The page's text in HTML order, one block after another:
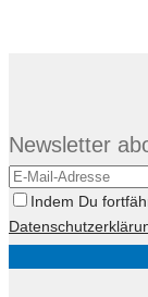
Newsletter
Indem Du